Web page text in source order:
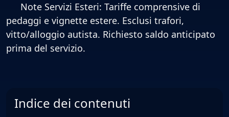
Note Servizi Esteri: Tariffe comprensive di
pedaggi e vignette estere. Esclusi trafori,
vitto/alloggio autista. Richiesto saldo anticipato
prima del servizio.
Indice dei contenuti